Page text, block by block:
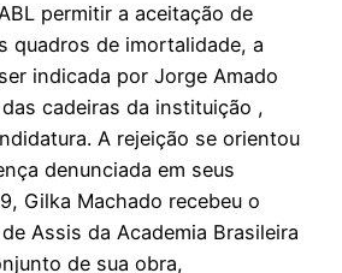
permitir a aceitação de
quadros de imortalidade, a
indicada por Jorge Amado
cadeiras da instituição ,
A rejeição se orientou
denunciada em seus
Gilka Machado recebeu o
Assis da Academia Brasileira
de sua obra,